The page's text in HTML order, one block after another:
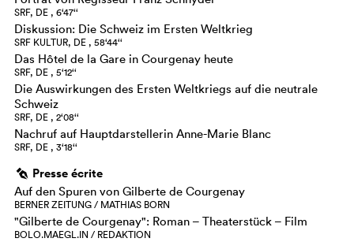
SRF, DE , 6‘47‘‘
Diskussion: Die Schweiz im Ersten Weltkrieg
SRF KULTUR, DE , 58‘44‘‘
Das Hôtel de la Gare in Courgenay heute
SRF, DE , 5‘12‘‘
Die Auswirkungen des Ersten Weltkriegs auf die neutrale
Schweiz
SRF, DE , 2‘08‘‘
Nachruf auf Hauptdarstellerin Anne-Marie Blanc
SRF, DE , 3‘18‘‘
g Presse écrite
Auf den Spuren von Gilberte de Courgenay
BERNER ZEITUNG / MATHIAS BORN
"Gilberte de Courgenay": Roman – Theaterstück – Film
BOLO.MAEGL.IN / REDAKTION